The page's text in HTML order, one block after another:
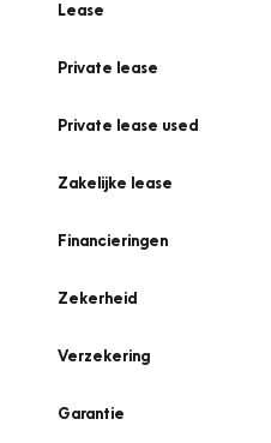
Lease
Private lease
Private lease used
Zakelijke lease
Financieringen
Zekerheid
Verzekering
Garantie